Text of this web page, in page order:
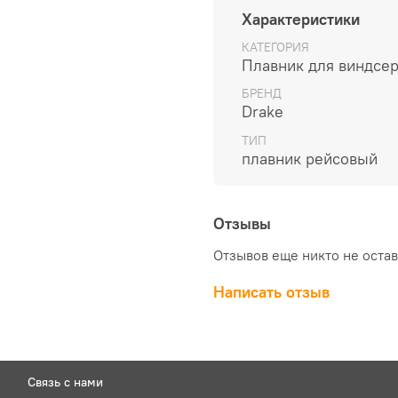
Характеристики
КАТЕГОРИЯ
Плавник для
БРЕНД
Drake
ТИП
плавник рейсовый
Отзывы
Отзывов еще никто не
Написать отзыв
Связь с нами